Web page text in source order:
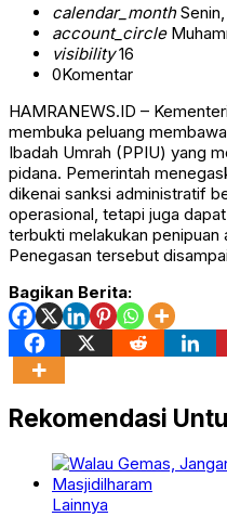
calendar_month
account_circle
visibility16
0Komentar
HAMRANEWS.ID –
membuka peluang
Ibadah Umrah (PPIU) yang
pidana. Pemerintah
dikenai sanksi administratif
operasional, tetapi juga
terbukti melakukan penipuan
Penegasan tersebut
Bagikan Berita:
Rekomendasi
Lainnya